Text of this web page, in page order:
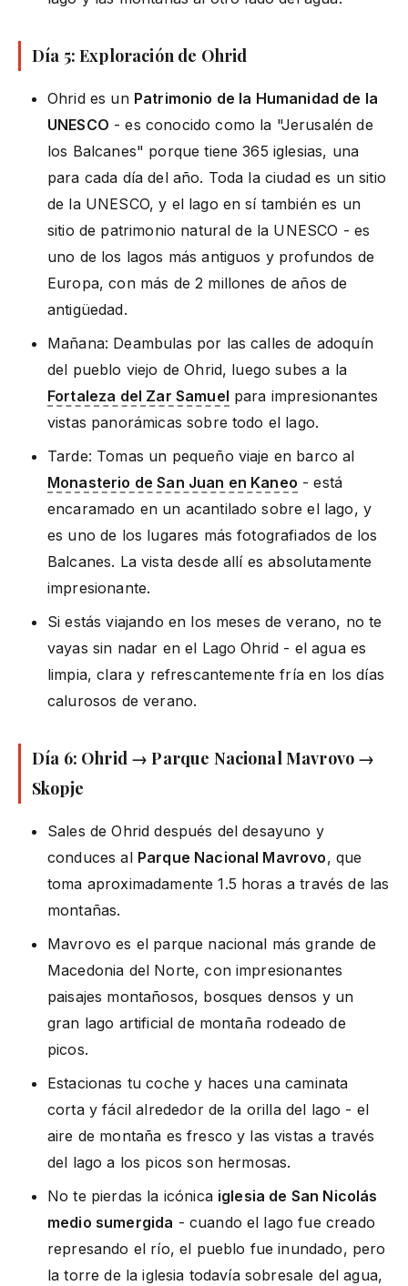
Día 5: Exploración de Ohrid
Ohrid es un Patrimonio de la Humanidad de la
UNESCO - es conocido como la "Jerusalén de
los Balcanes" porque tiene 365 iglesias, una
para cada día del año. Toda la ciudad es un sitio
de la UNESCO, y el lago en sí también es un
sitio de patrimonio natural de la UNESCO - es
uno de los lagos más antiguos y profundos de
Europa, con más de 2 millones de años de
antigüedad.
Mañana: Deambulas por las calles de adoquín
del pueblo viejo de Ohrid, luego subes a la
Fortaleza del Zar Samuel para impresionantes
vistas panorámicas sobre todo el lago.
Tarde: Tomas un pequeño viaje en barco al
Monasterio de San Juan en Kaneo - está
encaramado en un acantilado sobre el lago, y
es uno de los lugares más fotografiados de los
Balcanes. La vista desde allí es absolutamente
impresionante.
Si estás viajando en los meses de verano, no te
vayas sin nadar en el Lago Ohrid - el agua es
limpia, clara y refrescantemente fría en los días
calurosos de verano.
Día 6: Ohrid → Parque Nacional Mavrovo →
Skopje
Sales de Ohrid después del desayuno y
conduces al Parque Nacional Mavrovo, que
toma aproximadamente 1.5 horas a través de las
montañas.
Mavrovo es el parque nacional más grande de
Macedonia del Norte, con impresionantes
paisajes montañosos, bosques densos y un
gran lago artificial de montaña rodeado de
picos.
Estacionas tu coche y haces una caminata
corta y fácil alrededor de la orilla del lago - el
aire de montaña es fresco y las vistas a través
del lago a los picos son hermosas.
No te pierdas la icónica iglesia de San Nicolás
medio sumergida - cuando el lago fue creado
represando el río, el pueblo fue inundado, pero
la torre de la iglesia todavía sobresale del agua,